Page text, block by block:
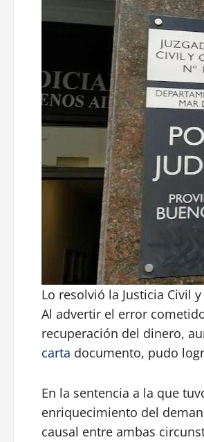
Lo resolvió la Justicia Civil
Al advertir el error
recuperación del dinero,
carta documento, pudo
En la sentencia a la que
enriquecimiento del
causal entre ambas